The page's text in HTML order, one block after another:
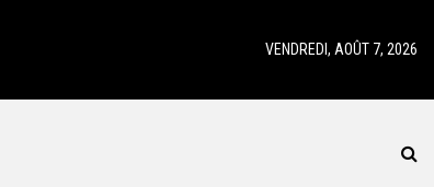
VENDREDI, AOÛT 7, 2026